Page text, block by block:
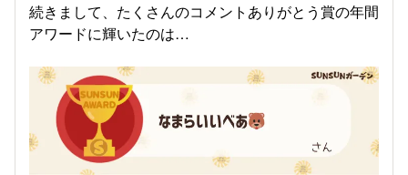
続きまして、たくさんのコメントありがとう賞の年間
アワードに輝いたのは…